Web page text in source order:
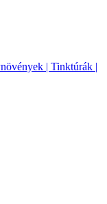
| Tinktúrák |